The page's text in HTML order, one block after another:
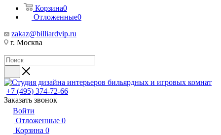
Корзина0
Отложенные0
zakaz@billiardvip.ru
г. Москва
+7 (495) 374-72-66
Заказать звонок
Войти
Отложенные 0
Корзина 0